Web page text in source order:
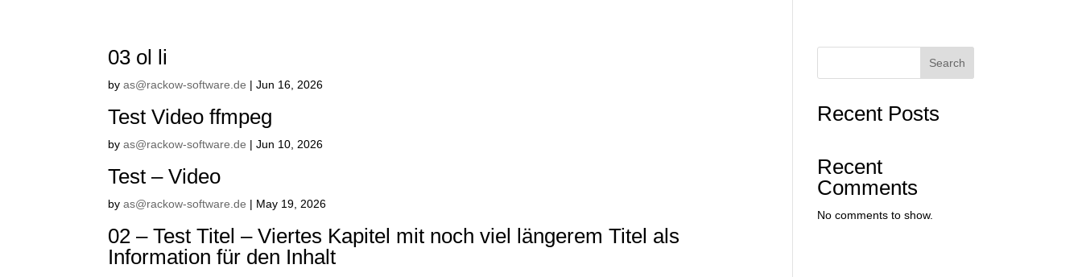
03 ol li
byas@rackow-software.de |Jun 16, 2026
Test Video ffmpeg
byas@rackow-software.de |Jun 10, 2026
Test – Video
byas@rackow-software.de | May 19, 2026
02 – Test Titel – Viertes Kapitel mit noch viel längerem Titel als
Information für den Inhalt
Search
Recent Posts
Recent
Comments
No comments to show.